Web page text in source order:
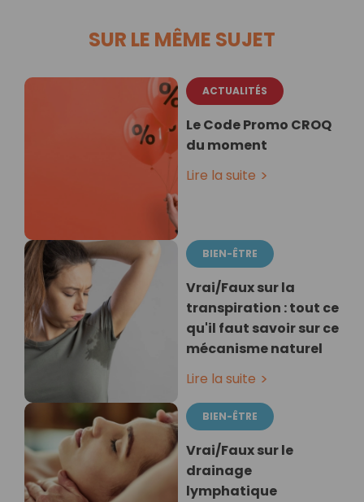
SUR LE MÊME SUJET
ACTUALITÉS
Le Code Promo CROQ
du moment
Lire la suite
BIEN-ÊTRE
Vrai/Faux sur la
transpiration : tout ce
qu'il faut savoir sur ce
mécanisme naturel
Lire la suite
BIEN-ÊTRE
Vrai/Faux sur le
drainage
lymphatique